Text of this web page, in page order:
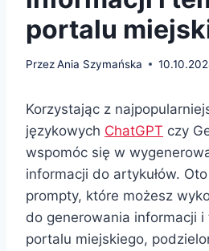
portalu
PrzezAnia Szymańska
Korzystając z
językowych ChatGPT czy
wspomóc się w
informacji do artykułów.
prompty, które możesz
do generowania informacji
portalu miejskiego,